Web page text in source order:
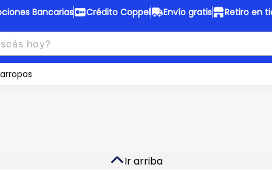
Bancarias Crédito Coppel Envío gratis Retiro en
Coppel
fijas en ropa y 12 en
Envío gratis
Ir arriba